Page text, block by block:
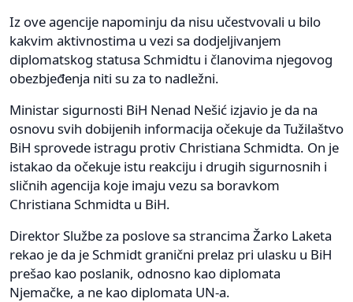
Iz ove agencije napominju da nisu učestvovali u bilo
kakvim aktivnostima u vezi sa dodjeljivanjem
diplomatskog statusa Schmidtu i članovima njegovog
obezbjeđenja niti su za to nadležni.
Ministar sigurnosti BiH Nenad Nešić izjavio je da na
osnovu svih dobijenih informacija očekuje da Tužilaštvo
BiH sprovede istragu protiv Christiana Schmidta. On je
istakao da očekuje istu reakciju i drugih sigurnosnih i
sličnih agencija koje imaju vezu sa boravkom
Christiana Schmidta u BiH.
Direktor Službe za poslove sa strancima Žarko Laketa
rekao je da je Schmidt granični prelaz pri ulasku u BiH
prešao kao poslanik, odnosno kao diplomata
Njemačke, a ne kao diplomata UN-a.